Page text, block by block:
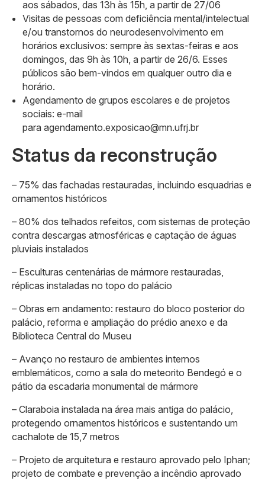
aos sábados, das 13h às 15h, a partir de 27/06
Visitas de pessoas com deficiência mental/intelectual
e/ou transtornos do neurodesenvolvimento em
horários exclusivos: sempre às sextas-feiras e aos
domingos, das 9h às 10h, a partir de 26/6. Esses
públicos são bem-vindos em qualquer outro dia e
horário.
Agendamento de grupos escolares e de projetos
sociais: e-mail
para agendamento.exposicao@mn.ufrj.br
Status da reconstrução
– 75% das fachadas restauradas, incluindo esquadrias e
ornamentos históricos
– 80% dos telhados refeitos, com sistemas de proteção
contra descargas atmosféricas e captação de águas
pluviais instalados
– Esculturas centenárias de mármore restauradas,
réplicas instaladas no topo do palácio
– Obras em andamento: restauro do bloco posterior do
palácio, reforma e ampliação do prédio anexo e da
Biblioteca Central do Museu
– Avanço no restauro de ambientes internos
emblemáticos, como a sala do meteorito Bendegó e o
pátio da escadaria monumental de mármore
– Claraboia instalada na área mais antiga do palácio,
protegendo ornamentos históricos e sustentando um
cachalote de 15,7 metros
– Projeto de arquitetura e restauro aprovado pelo Iphan;
projeto de combate e prevenção a incêndio aprovado